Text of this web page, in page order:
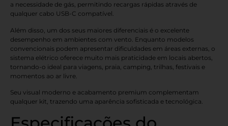
a necessidade de gás, permitindo recargas rápidas através de
qualquer cabo USB-C compatível.
Além disso, um dos seus maiores diferenciais é o excelente
desempenho em ambientes com vento. Enquanto modelos
convencionais podem apresentar dificuldades em áreas externas, o
sistema elétrico oferece muito mais praticidade em locais abertos,
tornando-o ideal para viagens, praia, camping, trilhas, festivais e
momentos ao ar livre.
Seu visual moderno e acabamento premium complementam
qualquer kit, trazendo uma aparência sofisticada e tecnológica.